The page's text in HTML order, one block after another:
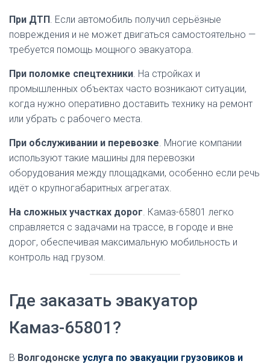
При ДТП . Если автомобиль получил серьёзные
повреждения и не может двигаться самостоятельно —
требуется помощь мощного эвакуатора.
При поломке спецтехники . На стройках и
промышленных объектах часто возникают ситуации,
когда нужно оперативно доставить технику на ремонт
или убрать с рабочего места.
При обслуживании и перевозке . Многие компании
используют такие машины для перевозки
оборудования между площадками, особенно если речь
идёт о крупногабаритных агрегатах.
На сложных участках дорог . Камаз-65801 легко
справляется с задачами на трассе, в городе и вне
дорог, обеспечивая максимальную мобильность и
контроль над грузом.
Где заказать эвакуатор
Камаз-65801?
В Волгодонске услуга по эвакуации грузовиков и